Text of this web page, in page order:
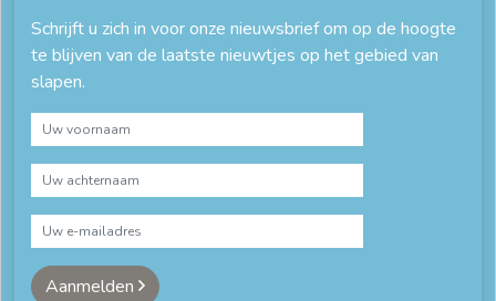
Schrijft u zich in voor onze nieuwsbrief om op de hoogte
te blijven van de laatste nieuwtjes op het gebied van
slapen.
Aanmelden